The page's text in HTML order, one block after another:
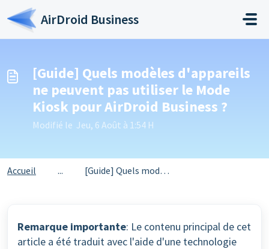
Passer au contenu principal
AirDroid Business
[Guide] Quels modèles d'appareils
ne peuvent pas utiliser le Mode
Kiosk pour AirDroid Business ?
Modifié le Jeu, 6 Août à 1:54 H
Accueil ... [Guide] Quels modèles d'appareils ne peuvent pas util...
Remarque importante: Le contenu principal de cet
article a été traduit avec l'aide d'une technologie